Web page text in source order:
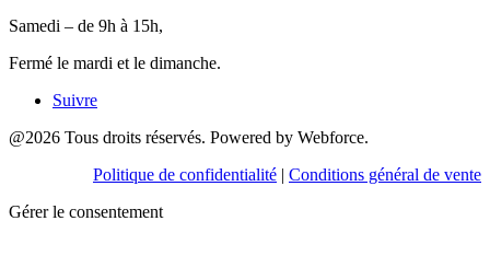
Samedi – de 9h à 15h,
Fermé le mardi et le dimanche.
Suivre
@2026 Tous droits réservés. Powered by Webforce.
Politique de confidentialité | Conditions général de vente
Gérer le consentement